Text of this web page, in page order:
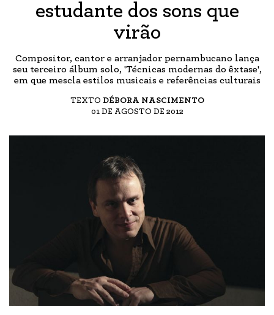
estudante dos sons que
virão
Compositor, cantor e arranjador pernambucano lança
seu terceiro álbum solo, 'Técnicas modernas do êxtase',
em que mescla estilos musicais e referências culturais
TEXTO DÉBORA NASCIMENTO
01 DE AGOSTO DE 2012